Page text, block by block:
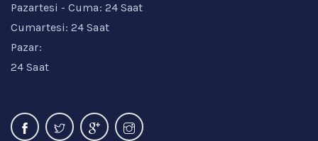
Pazartesi - Cuma: 24 Saat
Cumartesi: 24 Saat
Pazar:
24 Saat